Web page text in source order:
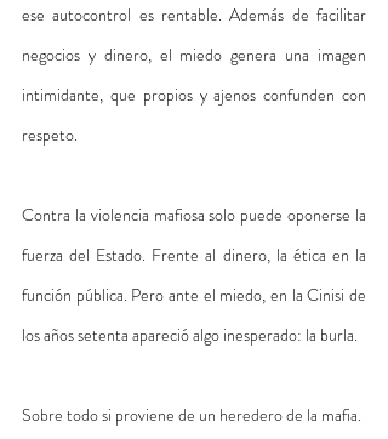
ese autocontrol es rentable. Además de facilitar
negocios y dinero, el miedo genera una imagen
intimidante, que propios y ajenos confunden con
respeto.
Contra la violencia mafiosa solo puede oponerse la
fuerza del Estado. Frente al dinero, la ética en la
función pública. Pero ante el miedo, en la Cinisi de
los años setenta apareció algo inesperado: la burla.
Sobre todo si proviene de un heredero de la mafia.